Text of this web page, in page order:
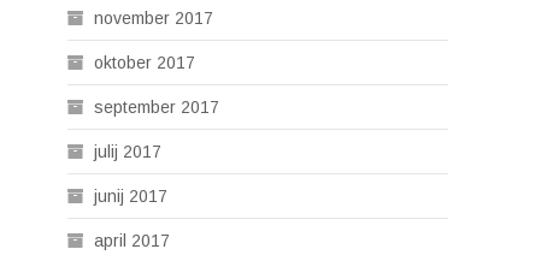
november 2017
oktober 2017
september 2017
julij 2017
junij 2017
april 2017